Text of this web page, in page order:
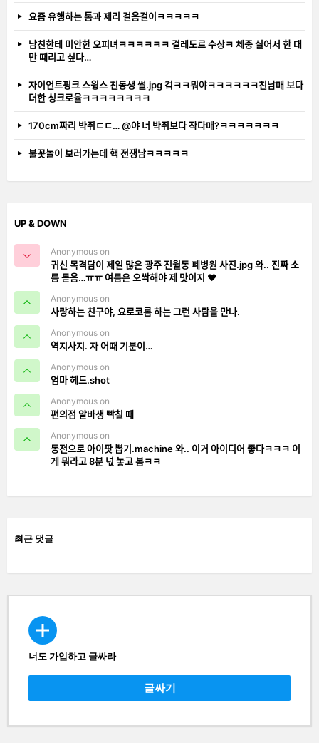
요즘 유행하는 톰과 제리 걸음걸이ㅋㅋㅋㅋㅋ
남친한테 미안한 오피녀ㅋㅋㅋㅋㅋㅋ 걸레도르 수상ㅋ 체중 실어서 한 대
만 때리고 싶다…
자이언트핑크 스윙스 친동생 썰.jpg 컼ㅋㅋ뭐야ㅋㅋㅋㅋㅋㅋ친남매 보다
더한 싱크로율ㅋㅋㅋㅋㅋㅋㅋㅋ
170cm짜리 박쥐ㄷㄷ… @야 너 박쥐보다 작다매?ㅋㅋㅋㅋㅋㅋㅋ
불꽃놀이 보러가는데 핵 전쟁남ㅋㅋㅋㅋㅋ
UP & DOWN
Anonymous on
귀신 목격담이 제일 많은 광주 진월동 폐병원 사진.jpg 와.. 진짜 소
름 돋음…ㅠㅠ 여름은 오싹해야 제 맛이지 ❤️
Anonymous on
사랑하는 친구야, 요로코롬 하는 그런 사람을 만나.
Anonymous on
역지사지. 자 어때 기분이…
Anonymous on
엄마 헤드.shot
Anonymous on
편의점 알바생 빡칠 때
Anonymous on
동전으로 아이팟 뽑기.machine 와.. 이거 아이디어 좋다ㅋㅋㅋ 이
게 뭐라고 8분 넋 놓고 봄ㅋㅋ
최근 댓글
CREATE
너도 가입하고 글싸라
글싸기